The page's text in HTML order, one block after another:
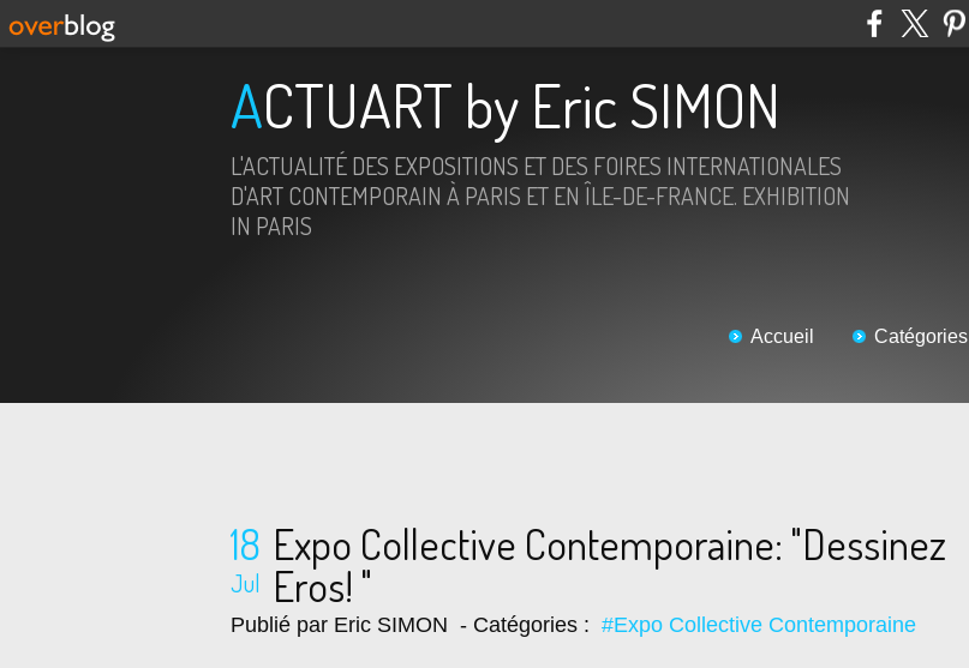
ACTUART by Eric SIMON
L'ACTUALITÉ DES EXPOSITIONS ET DES FOIRES INTERNATIONALES
D'ART CONTEMPORAIN À PARIS ET EN ÎLE-DE-FRANCE. EXHIBITION
IN PARIS
Accueil Catégories
18
Jul
Expo Collective Contemporaine: "Dessinez
Eros! "
Publié par Eric SIMON - Catégories : #Expo Collective Contemporaine